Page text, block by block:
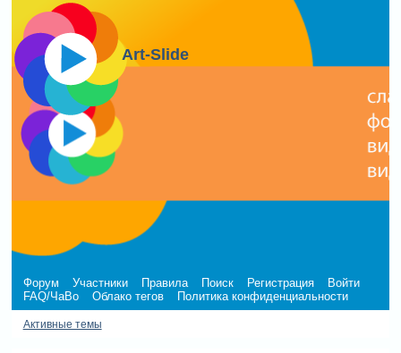
Art-Slide
Форум Участники Правила Поиск Регистрация
Войти
FAQ/ЧаВо
Облако тегов Политика конфиденциальности
Активные темы